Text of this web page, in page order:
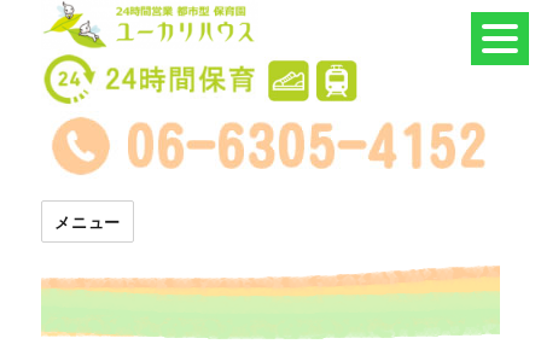
24時間託児所 ユーカリハウス
メニュー